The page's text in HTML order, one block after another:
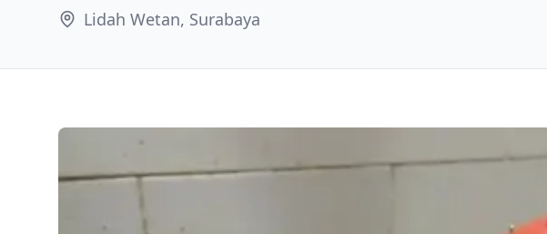
Lidah Wetan, Surabaya